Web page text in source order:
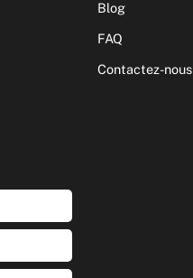
Blog
FAQ
Contactez-nous